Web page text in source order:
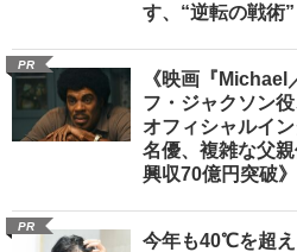
す、“逆転の戦術”
PR
《映画『
フ・ジャクソン
オフィシャルイ
名優、複雑な父
興収70億円突破》
PR
今年も40℃を超